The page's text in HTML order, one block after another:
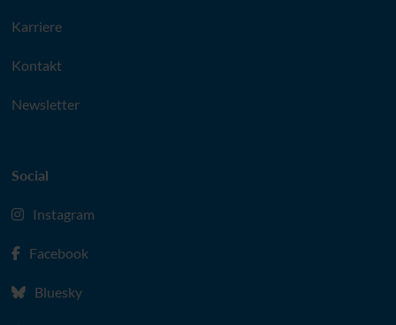
Karriere
Kontakt
Newsletter
Social
Instagram
Facebook
Bluesky